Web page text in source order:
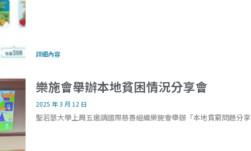
詳細內容
樂施會舉辦本地貧困情況分享會
2025 年 3 月 12 日
聖若瑟大學上周五邀請國際慈善組織樂施會舉辦「本地貧窮問題分